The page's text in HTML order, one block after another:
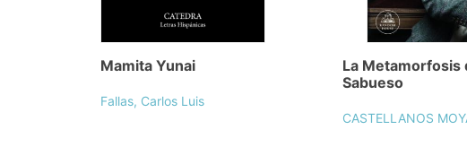
Mamita Yunai
Fallas, Carlos Luis
La Metamorfosis
Sabueso
CASTELLANOS